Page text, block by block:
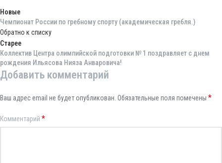
Новые
Чемпионат России по гребному спорту (академическая гребля.)
Обратно к списку
Старее
Коллектив Центра олимпийской подготовки № 1 поздравляет с днем
рождения Ильясова Нияза Анваровича!
Добавить комментарий
Ваш адрес email не будет опубликован. Обязательные поля помечены *
Комментарий *